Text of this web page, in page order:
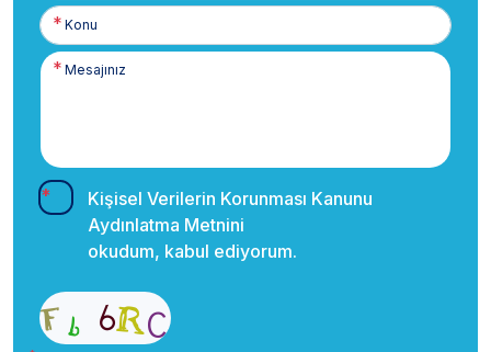
Kişisel Verilerin Korunması Kanunu
Aydınlatma Metnini
okudum, kabul ediyorum.